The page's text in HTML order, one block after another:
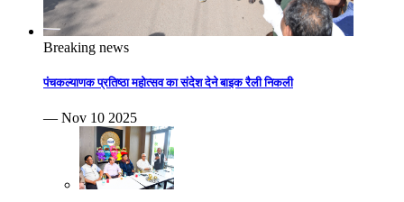
Breaking news
पंचकल्याणक प्रतिष्ठा महोत्सव का संदेश देने बाइक रैली निकली
— Nov 10 2025